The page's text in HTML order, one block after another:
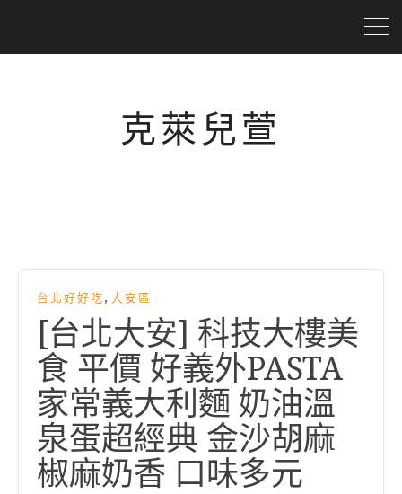
克萊兒萱
台北好好吃 , 大安區
[台北大安] 科技大樓美
食 平價 好義外PASTA
家常義大利麵 奶油溫
泉蛋超經典 金沙胡麻
椒麻奶香 口味多元